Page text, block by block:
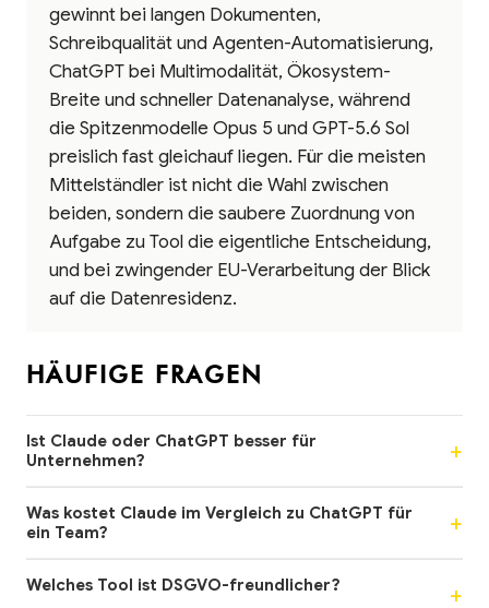
gewinnt bei langen Dokumenten,
Schreibqualität und Agenten-Automatisierung,
ChatGPT bei Multimodalität, Ökosystem-
Breite und schneller Datenanalyse, während
die Spitzenmodelle Opus 5 und GPT-5.6 Sol
preislich fast gleichauf liegen. Für die meisten
Mittelständler ist nicht die Wahl zwischen
beiden, sondern die saubere Zuordnung von
Aufgabe zu Tool die eigentliche Entscheidung,
und bei zwingender EU-Verarbeitung der Blick
auf die Datenresidenz.
HÄUFIGE FRAGEN
Ist Claude oder ChatGPT besser für
Unternehmen?
Was kostet Claude im Vergleich zu ChatGPT für
ein Team?
Welches Tool ist DSGVO-freundlicher?